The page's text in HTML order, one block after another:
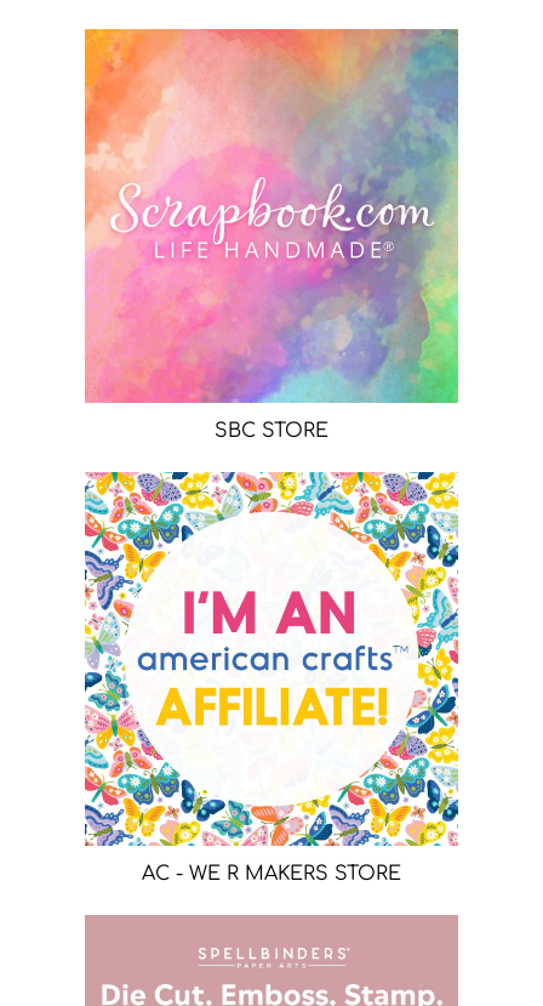
SBC STORE
AC - WE R MAKERS STORE